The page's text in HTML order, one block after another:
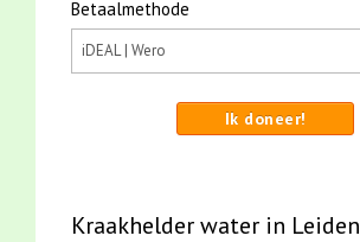
Betaalmethode
Ik doneer!
Kraakhelder water in Leiden